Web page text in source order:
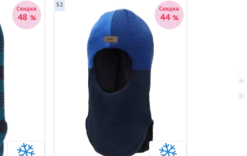
Скидка
48 %
Скидка
44 %
52